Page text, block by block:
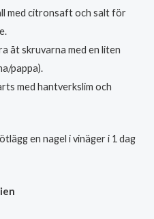
med citronsaft och salt för
åt skruvarna med en liten
pappa).
med hantverkslim och
en nagel i vinäger i 1 dag